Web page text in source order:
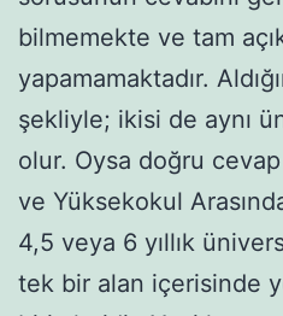
bilmemekte ve tam
yapamamaktadır.
şekliyle; ikisi de aynı
olur. Oysa doğru
ve Yüksekokul
4,5 veya 6 yıllık
tek bir alan içerisinde